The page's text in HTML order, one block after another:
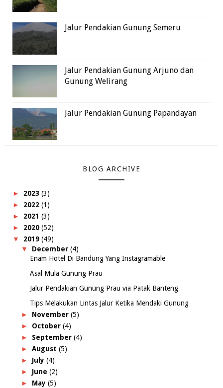
Jalur Pendakian Gunung Semeru
Jalur Pendakian Gunung Arjuno dan
Gunung Welirang
Jalur Pendakian Gunung Papandayan
BLOG ARCHIVE
► 2023 (3)
► 2022 (1)
► 2021 (3)
► 2020 (52)
▼ 2019 (49)
▼ December (4)
Enam Hotel Di Bandung Yang Instagramable
Asal Mula Gunung Prau
Jalur Pendakian Gunung Prau via Patak Banteng
Tips Melakukan Lintas Jalur Ketika Mendaki Gunung
► November (5)
► October (4)
► September (4)
► August (5)
► July (4)
► June (2)
► May (5)